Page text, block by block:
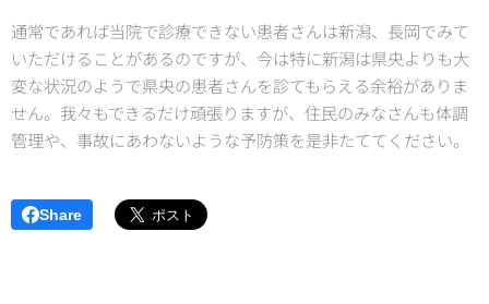
通常であれば当院で診療できない患者さんは新潟、長岡でみて
いただけることがあるのですが、今は特に新潟は県央よりも大
変な状況のようで県央の患者さんを診てもらえる余裕がありま
せん。我々もできるだけ頑張りますが、住民のみなさんも体調
管理や、事故にあわないような予防策を是非たててください。
Share